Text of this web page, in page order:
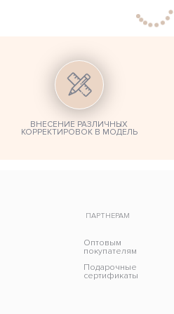
ВНЕСЕНИЕ РАЗЛИЧНЫХ
КОРРЕКТИРОВОК В МОДЕЛЬ
ПАРТНЕРАМ
Оптовым
покупателям
Подарочные
сертификаты